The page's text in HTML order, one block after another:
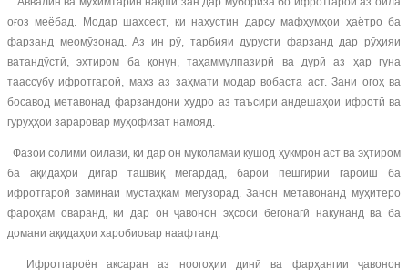
оғоз меёбад. Модар шахсест, ки нахустин дарсу мафҳумҳои ҳаётро ба
фарзанд меомӯзонад. Аз ин рӯ, тарбияи дурусти фарзанд дар рӯҳияи
ватандӯстӣ, эҳтиром ба қонун, таҳаммулпазирӣ ва дурӣ аз ҳар гуна
таассубу ифротгароӣ, маҳз аз заҳмати модар вобаста аст. Зани огоҳ ва
босавод метавонад фарзандони худро аз таъсири андешаҳои ифротӣ ва
гурӯҳҳои зараровар муҳофизат намояд.
Фазои солими оилавӣ, ки дар он муколамаи кушод ҳукмрон аст ва эҳтиром
ба ақидаҳои дигар ташвиқ мегардад, барои пешгирии гароиш ба
ифротгароӣ заминаи мустаҳкам мегузорад. Занон метавонанд муҳитеро
фароҳам оваранд, ки дар он ҷавонон эҳсоси бегонагӣ накунанд ва ба
домани ақидаҳои харобиовар наафтанд.
Ифротгароён аксаран аз ноогоҳии динӣ ва фарҳангии ҷавонон